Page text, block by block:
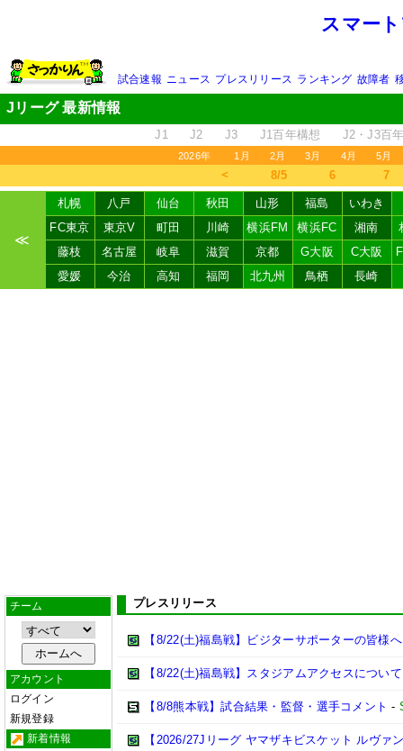
スマー
試合速報 ニュース プレスリリース ランキング 故障者
Jリーグ 最新情報
J1 J2 J3 J1百年構想 J2・J3百
2026年 1月 2月 3月 4月 5月
＜ 8/5 6 7
≪
札幌 八戸 仙台 秋田 山形 福島
いわき
FC東京
東京V 町田 川崎 横浜FM 横浜FC 湘南
藤枝
名古屋 岐阜 滋賀 京都 G大阪 C大阪
愛媛
今治 高知 福岡 北九州 鳥栖 長崎
チーム
アカウント
ログイン
新規登録
新着情報
プレスリリース
【8/22(土)福島戦】ビジターサポーターの皆様へ
【8/22(土)福島戦】スタジアムアクセスについて
【8/8熊本戦】試合結果・監督・選手コメント -
【2026/27Jリーグ ヤマザキビスケット ルヴ